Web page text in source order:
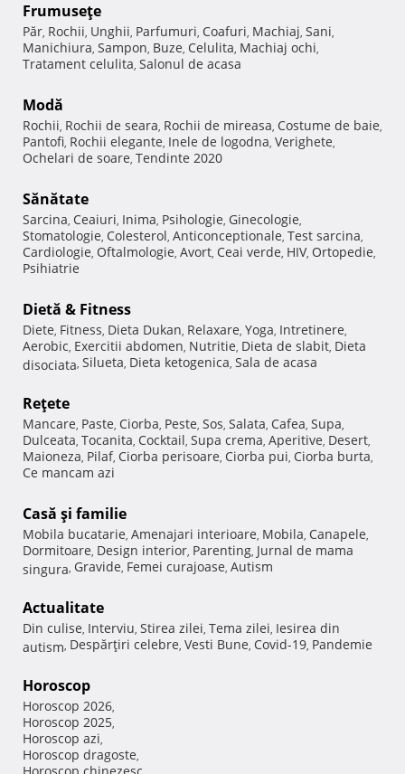
Frumuseţe
Păr, Rochii, Unghii, Parfumuri, Coafuri, Machiaj, Sani,
Manichiura, Sampon, Buze, Celulita, Machiaj ochi,
Tratament celulita, Salonul de acasa
Modă
Rochii, Rochii de seara, Rochii de mireasa, Costume de baie,
Pantofi, Rochii elegante, Inele de logodna, Verighete,
Ochelari de soare, Tendinte 2020
Sănătate
Sarcina, Ceaiuri, Inima, Psihologie, Ginecologie,
Stomatologie, Colesterol, Anticonceptionale, Test sarcina,
Cardiologie, Oftalmologie, Avort, Ceai verde, HIV, Ortopedie,
Psihiatrie
Dietă & Fitness
Diete, Fitness, Dieta Dukan, Relaxare, Yoga, Intretinere,
Aerobic, Exercitii abdomen, Nutritie, Dieta de slabit, Dieta
disociata, Silueta, Dieta ketogenica, Sala de acasa
Reţete
Mancare, Paste, Ciorba, Peste, Sos, Salata, Cafea, Supa,
Dulceata, Tocanita, Cocktail, Supa crema, Aperitive, Desert,
Maioneza, Pilaf, Ciorba perisoare, Ciorba pui, Ciorba burta,
Ce mancam azi
Casă şi familie
Mobila bucatarie, Amenajari interioare, Mobila, Canapele,
Dormitoare, Design interior, Parenting, Jurnal de mama
singura, Gravide, Femei curajoase, Autism
Actualitate
Din culise, Interviu, Stirea zilei, Tema zilei, Iesirea din
autism, Despărţiri celebre, Vesti Bune, Covid-19, Pandemie
Horoscop
Horoscop 2026,
Horoscop 2025,
Horoscop azi,
Horoscop dragoste,